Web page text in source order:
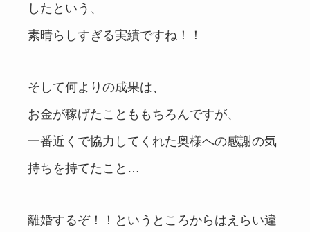
したという、
素晴らしすぎる実績ですね！！
そして何よりの成果は、
お金が稼げたことももちろんですが、
一番近くで協力してくれた奥様への感謝の気
持ちを持てたこと…
離婚するぞ！！というところからはえらい違